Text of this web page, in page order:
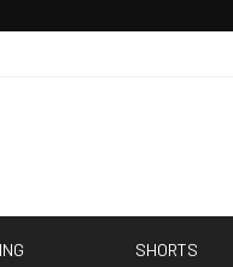
SHORTS